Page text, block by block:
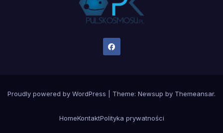
Proudly powered by WordPress Theme: Newsup by Themeansar.
HomeKontaktPolityka prywatności